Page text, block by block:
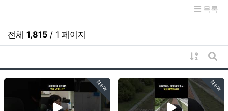
목록
전체 1,815 / 1 페이지
게시물
게
New New